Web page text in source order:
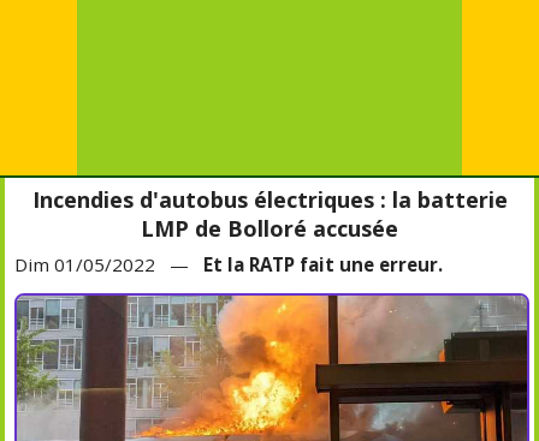
Incendies d'autobus électriques : la batterie
LMP de Bolloré accusée
Dim 01/05/2022 — Et la RATP fait une erreur.